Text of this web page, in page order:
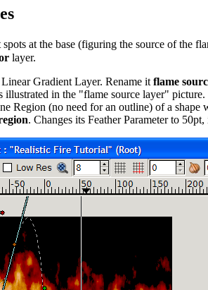
at the base (figuring the source of the
layer.
Linear Gradient Layer. Rename it flame
illustrated in the "flame source layer" picture.
Region (no need for an outline) of a shape
. Changes its Feather Parameterto 50pt,